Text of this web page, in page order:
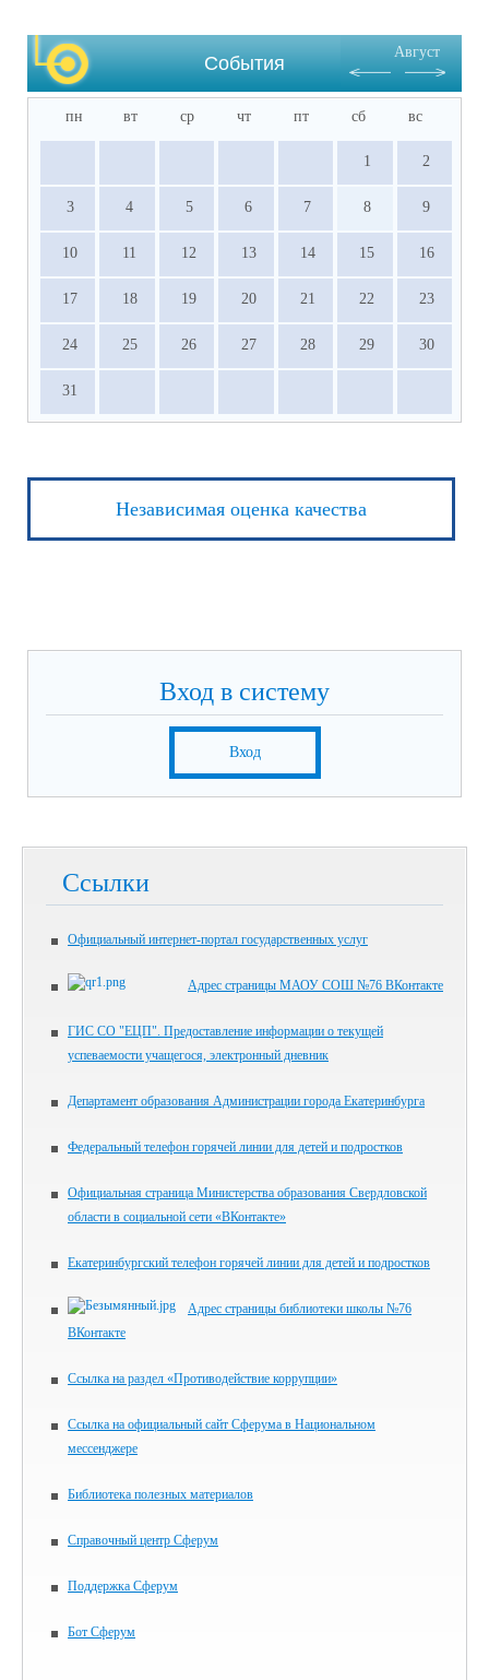
результативное участие в ВсОШ, НПК и
других олимпиадах, входящих в перечень
Министерства просвещения РФ.
События
Август
пн вт ср чт пт сб вс
1 2
3 4 5 6 7 8 9
10 11 12 13 14 15 16
17 18 19 20 21 22 23
24 25 26 27 28 29 30
31
Независимая оценка качества
Вход в систему
Вход
Ссылки
Официальный интернет-портал государственных услуг
Адрес страницы МАОУ СОШ №76 ВКонтакте
ГИС СО "ЕЦП". Предоставление информации о текущей
успеваемости учащегося, электронный дневник
Департамент образования Администрации города Екатеринбурга
Федеральный телефон горячей линии для детей и подростков
Официальная страница Министерства образования Свердловской
области в социальной сети «ВКонтакте»
Екатеринбургский телефон горячей линии для детей и подростков
Адрес страницы библиотеки школы №76
ВКонтакте
Ссылка на раздел «Противодействие коррупции»
Ссылка на официальный сайт Сферума в Национальном
мессенджере
Библиотека полезных материалов
Справочный центр Сферум
Поддержка Сферум
Бот Сферум